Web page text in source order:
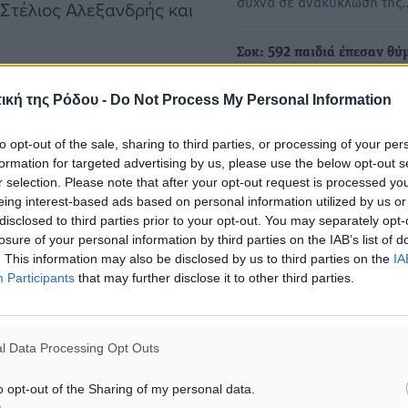
της Ρόδου - Do Not Process My Personal Information
opt-out of the sale, sharing to third parties, or processing of your
for targeted advertising by us, please use the below opt-out
selection. Please note that after your opt-out request is processed
interest-based ads based on personal information utilized by us
to third parties prior to your opt-out. You may separately
of your personal information by third parties on the IAB’s list of
This information may also be disclosed by us to third parties on the
Participants that may further disclose it to other third parties.
Data Processing Opt Outs
opt-out of the Sharing of my personal data.
Αλεξανδρής και
–Τι κατέθεσε ο
σημειώθηκε τις
πήγε στο δωμάτιο
μέσα, λέγοντάς του
πατέρας έσπευσε αμέσως
πως ο ηλικιωμένος
και την κακοποίησε με
να προκαλέσουν
Σοκ: 592 παιδιά έπεσαν
Είναι άτομα υπεράνω πάσης
να κερδίσουν την
Η εισαγγελική έφεση που
ξαναφέρνει στο
βαριά υπόθεση
κακοποίησης ανηλίκου
Μικτό Ορκωτό Δικαστήριο